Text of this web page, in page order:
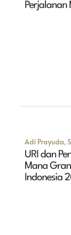
Perjalanan
Adi Prayuda,
URI dan
Mana
Indonesia